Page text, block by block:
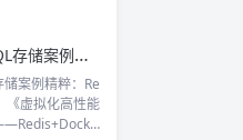
虚拟化高性能NoSQL存储案例精粹：Redis+Docker PDF下载
案例精粹：Re
《虚拟化高性能